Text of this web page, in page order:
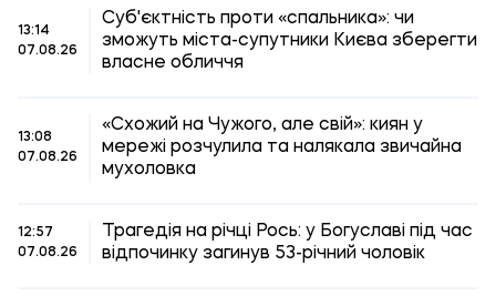
13:14
07.08.26
Суб'єктність проти «спальника»: чи
зможуть міста-супутники Києва зберегти
власне обличчя
13:08
07.08.26
«Схожий на Чужого, але свій»: киян у
мережі розчулила та налякала звичайна
мухоловка
12:57
07.08.26
Трагедія на річці Рось: у Богуславі під час
відпочинку загинув 53-річний чоловік